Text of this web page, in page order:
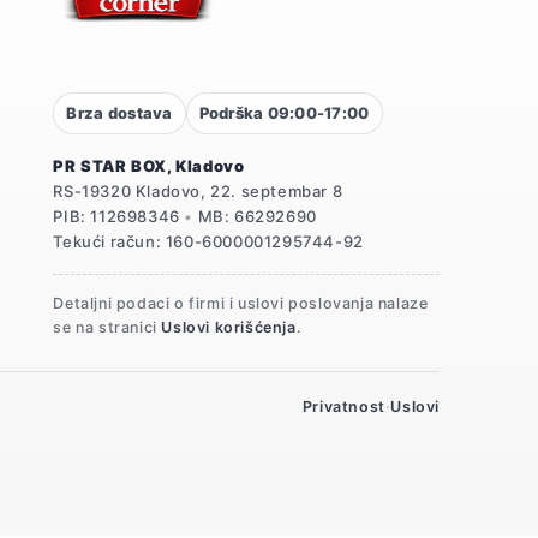
Brza dostava Podrška 09:00-17:00
PR STAR BOX, Kladovo
RS-19320 Kladovo, 22. septembar 8
PIB: 112698346 • MB: 66292690
Tekući račun: 160-6000001295744-92
Detaljni podaci o firmi i uslovi poslovanja nalaze
se na stranici Uslovi korišćenja.
Privatnost·Uslovi